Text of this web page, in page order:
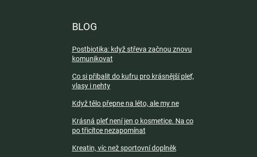
BLOG
Postbiotika: když střeva začnou znovu
komunikovat
Co si přibalit do kufru pro krásnější pleť,
vlasy i nehty
Když tělo přepne na léto, ale my ne
Krásná pleť není jen o kosmetice. Na co
po třicítce nezapomínat
Kreatin, víc než sportovní doplněk